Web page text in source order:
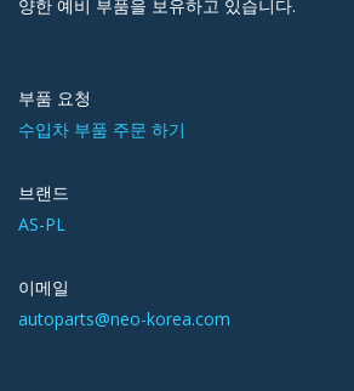
양한 예비 부품을 보유하고 있습니다.
부품 요청
수입차 부품 주문 하기
브랜드
AS-PL
이메일
autoparts@neo-korea.com